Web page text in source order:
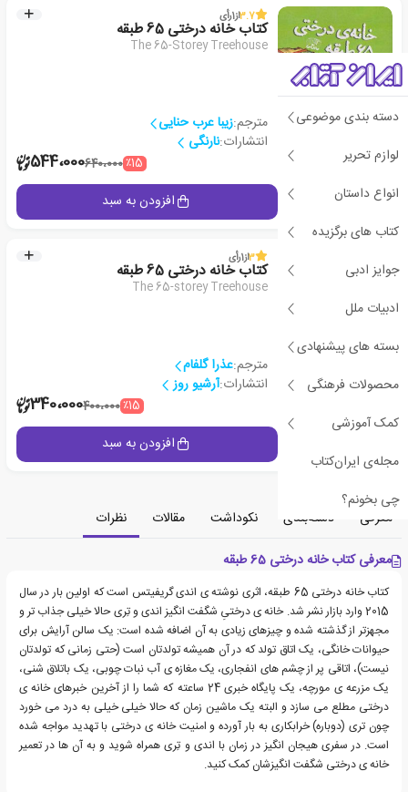
دسته بندی موضوعی
لوازم تحریر
انواع داستان
کتاب های برگزیده
جوایز ادبی
ادبیات ملل
بسته های پیشنهادی
محصولات فرهنگی
کمک آموزشی
مجله‌ی ایران‌کتاب
چی بخونم؟
3.7از1رأی
کتاب خانه درختی 65 طبقه
The 65-Storey Treehouse
مترجم:زیبا عرب حنایی
انتشارات:نارنگی
٪15640،000544،000
جزئیات افزودن به سبد
3از1رأی
کتاب خانه درختی 65 طبقه
The 65-storey Treehouse
مترجم:عذرا گلفام
انتشارات:آرشیو روز
٪15400،000340،000
افزودن به سبد
معرفی دسته‌بندی نکوداشت مقالات
نظرات
معرفی کتاب خانه درختی 65 طبقه
کتاب خانه درختی 65 طبقه، اثری نوشته ی اندی گریفیتس است که اولین بار در سال
2015 وارد بازار نشر شد. خانه ی درختیِ شگفت انگیز اندی و تِری حالا خیلی جذاب تر و
مجهزتر از گذشته شده و چیزهای زیادی به آن اضافه شده است: یک سالن آرایش برای
حیوانات خانگی، یک اتاق تولد که در آن همیشه تولدتان است (حتی زمانی که تولدتان
نیست)، اتاقی پر از چشم های انفجاری، یک مغازه ی آب نبات چوبی، یک باتلاق شنی،
یک مزرعه ی مورچه، یک پایگاه خبری 24 ساعته که شما را از آخرین خبرهای خانه ی
درختی مطلع می سازد و البته یک ماشین زمان که حالا خیلی خیلی به درد می خورد
چون تری (دوباره) خرابکاری به بار آورده و امنیت خانه ی درختی با تهدید مواجه شده
است. در سفری هیجان انگیز در زمان با اندی و تِری همراه شوید و به آن ها در تعمیر
خانه ی درختی شگفت انگیزشان کمک کنید.